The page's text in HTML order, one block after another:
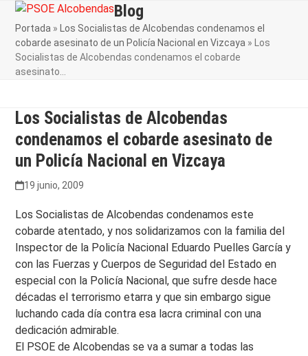
Skip
content
Open
mobile
menu
Close
mobile
menu
Blog
Portada »
Los Socialistas de Alcobendas condenamos el
cobarde asesinato de un Policía Nacional en Vizcaya »
Los
Socialistas de Alcobendas condenamos el cobarde
asesinato…
Los Socialistas de Alcobendas
condenamos el cobarde asesinato de
un Policía Nacional en Vizcaya
19 junio, 2009
Los Socialistas de Alcobendas condenamos este
cobarde atentado, y nos solidarizamos con la familia del
Inspector de la Policía Nacional Eduardo Puelles García y
con las Fuerzas y Cuerpos de Seguridad del Estado en
especial con la Policía Nacional, que sufre desde hace
décadas el terrorismo etarra y que sin embargo sigue
luchando cada día contra esa lacra criminal con una
dedicación admirable.
El PSOE de Alcobendas se va a sumar a todas las